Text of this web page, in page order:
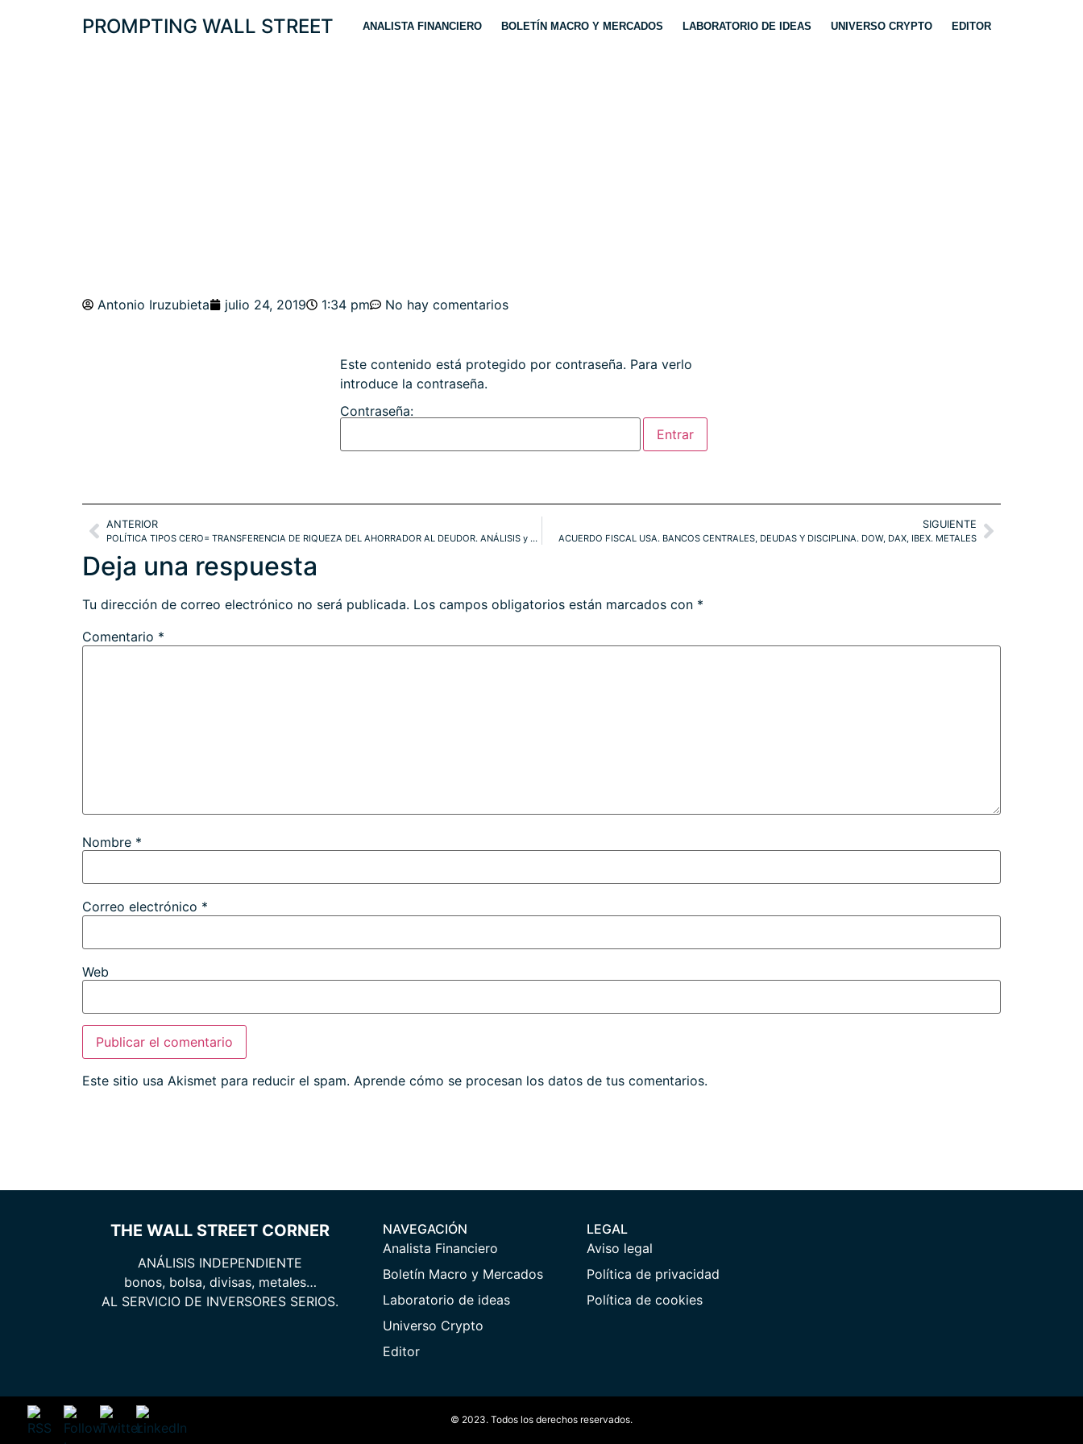
PROMPTING WALL STREET ANALISTA FINANCIERO BOLETÍN MACRO Y MERCADOS LABORATORIO DE IDEAS UNIVERSO CRYPTO EDITOR
Antonio Iruzubieta julio 24, 2019 1:34 pm No hay comentarios
Este contenido está protegido por contraseña. Para verlo
introduce la contraseña.
Contraseña:
ANTERIOR
POLÍTICA TIPOS CERO= TRANSFERENCIA DE RIQUEZA DEL AHORRADOR AL DEUDOR. ANÁLISIS y PROYECCIONES NAZ, S&P, DOW, IBEX, DAX, EUROSTOXX. BBVA, SAN. TEF.
SIGUIENTE
ACUERDO FISCAL USA. BANCOS CENTRALES, DEUDAS Y DISCIPLINA. DOW, DAX, IBEX. METALES
Deja una respuesta
Tu dirección de correo electrónico no será publicada. Los campos obligatorios están marcados con *
Comentario *
Nombre *
Correo electrónico *
Web
Este sitio usa Akismet para reducir el spam. Aprende cómo se procesan los datos de tus comentarios.
THE WALL STREET CORNER
ANÁLISIS INDEPENDIENTE
bonos, bolsa, divisas, metales…
AL SERVICIO DE INVERSORES SERIOS.
NAVEGACIÓN
Analista Financiero
Boletín Macro y Mercados
Laboratorio de ideas
Universo Crypto
Editor
LEGAL
Aviso legal
Política de privacidad
Política de cookies
© 2023. Todos los derechos reservados.